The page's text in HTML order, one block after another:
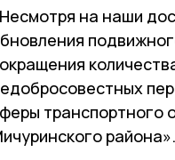
на наши
транспортного
района».